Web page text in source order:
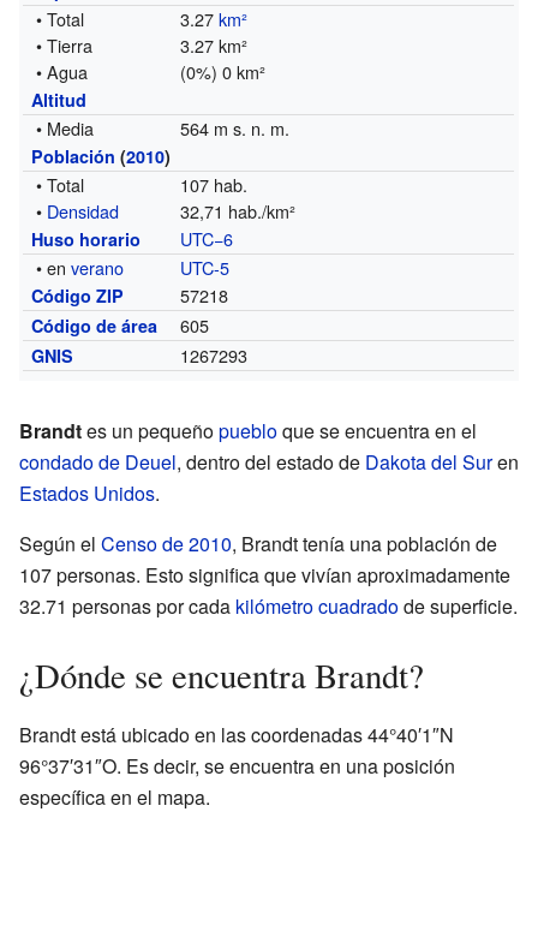
• Total 3.27km²
• Tierra
3.27 km²
• Agua
(0%) 0 km²
Altitud
• Media 564 m s. n. m.
Población (2010)
• Total
107 hab.
• Densidad 32,71 hab./km²
Huso horario
UTC−6
• enverano UTC-5
Código ZIP 57218
Código de área 605
GNIS 1267293
Brandtes un pequeñopuebloque se encuentra en el
condado de Deuel, dentro del estado de Dakota del Suren
Estados Unidos.
Según el Censo de 2010, Brandt tenía una población de
107 personas. Esto significa que vivían aproximadamente
32.71 personas por cada kilómetro cuadradode superficie.
¿Dónde se encuentra Brandt?
Brandt está ubicado en las coordenadas 44°40′1″N
96°37′31″O. Es decir, se encuentra en una posición
específica en el mapa.